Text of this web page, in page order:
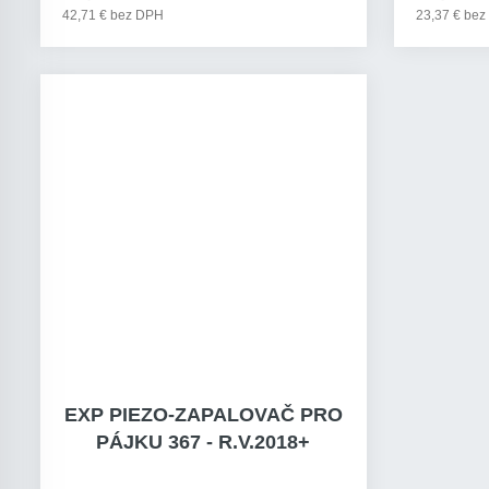
42,71 € bez DPH
23,37 € bez
EXP PIEZO-ZAPALOVAČ PRO
PÁJKU 367 - R.V.2018+